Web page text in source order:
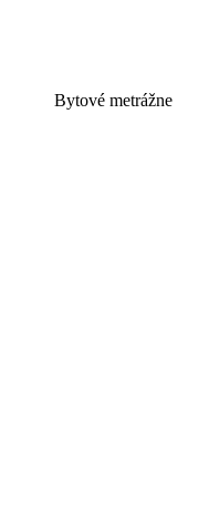
Bytové metrážne